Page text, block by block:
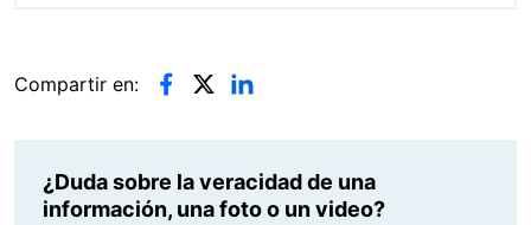
Compartir en:
¿Duda sobre la veracidad de una
información, una foto o un video?